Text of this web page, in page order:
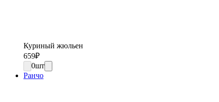
Куриный жюльен
659₽
0шт
Ранчо